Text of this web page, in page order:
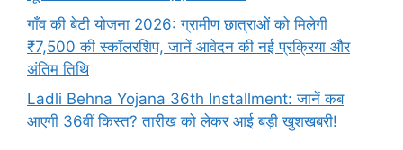
गाँव की बेटी योजना 2026: ग्रामीण छात्राओं को मिलेगी
₹7,500 की स्कॉलरशिप, जानें आवेदन की नई प्रक्रिया और
अंतिम तिथि
Ladli Behna Yojana 36th Installment: जानें कब
आएगी 36वीं किस्त? तारीख को लेकर आई बड़ी खुशखबरी!